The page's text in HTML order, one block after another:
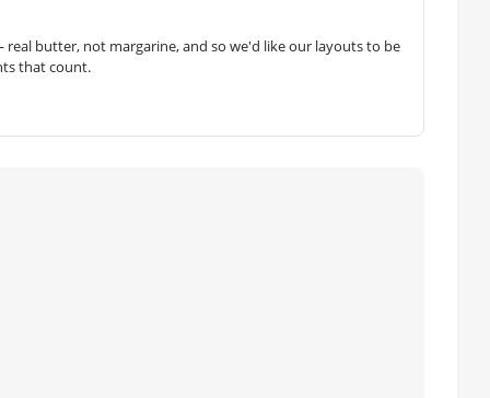
butter, not margarine, and so we'd like our layouts to be
that count.